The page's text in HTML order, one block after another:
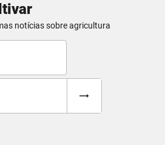
notícias sobre agricultura